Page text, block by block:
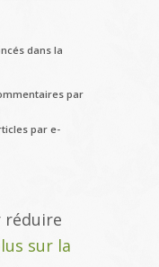
dans la
par
par e-
réduire
sur la